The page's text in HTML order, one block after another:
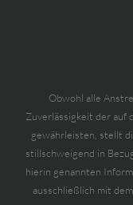
Obwohl alle
Zuverlässigkeit der auf
gewährleisten, stellt
stillschweigend in
hierin genannten
ausschließlich mit